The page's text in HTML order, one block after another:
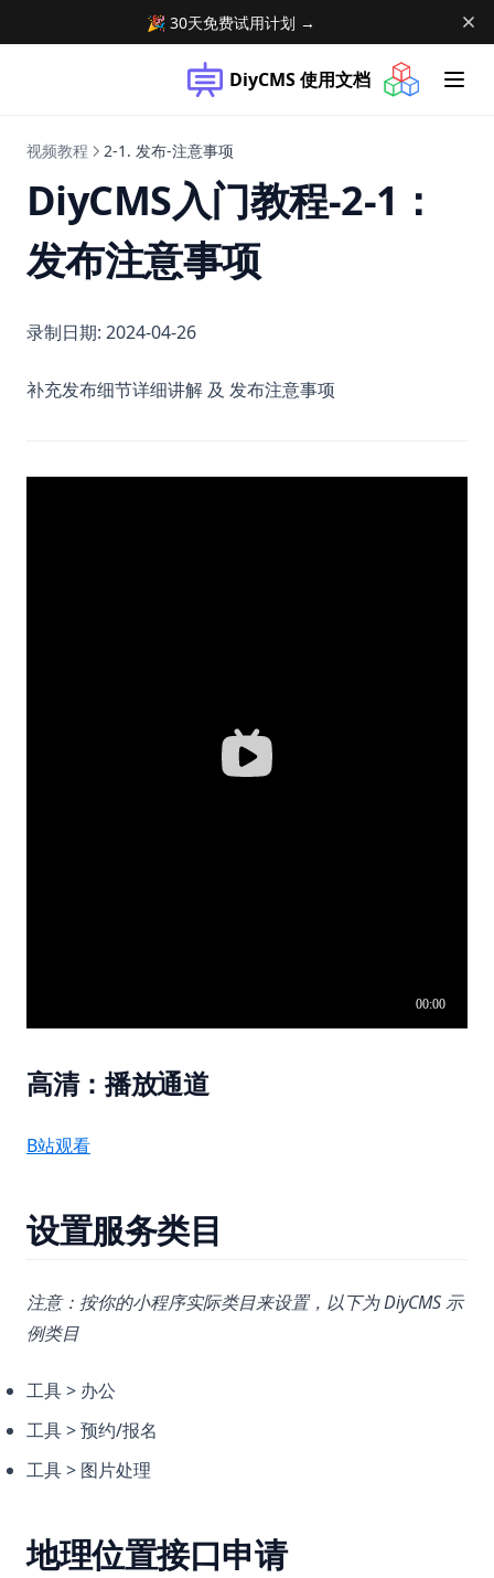
🎉 30天免费试用计划 →
DiyCMS 使用文档
视频教程 2-1. 发布-注意事项
DiyCMS入门教程-2-1：
发布注意事项
录制日期: 2024-04-26
补充发布细节详细讲解 及 发布注意事项
高清：播放通道
B站观看(opens in a new tab)
设置服务类目
注意：按你的小程序实际类目来设置，以下为 DiyCMS 示
例类目
工具 > 办公
工具 > 预约/报名
工具 > 图片处理
地理位置接口申请